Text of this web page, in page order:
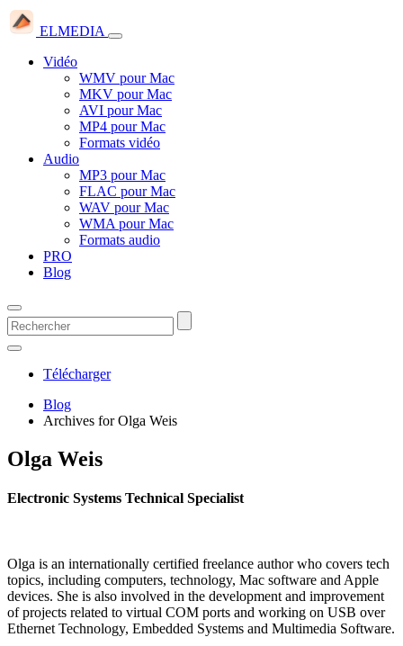
ELMEDIA
Vidéo
WMV pour Mac
MKV pour Mac
AVI pour Mac
MP4 pour Mac
Formats vidéo
Audio
MP3 pour Mac
FLAC pour Mac
WAV pour Mac
WMA pour Mac
Formats audio
PRO
Blog
Télécharger
Blog
Archives for Olga Weis
Olga Weis
Electronic Systems Technical Specialist
Olga is an internationally certified freelance author who covers tech
topics, including computers, technology, Mac software and Apple
devices. She is also involved in the development and improvement
of projects related to virtual COM ports and working on USB over
Ethernet Technology, Embedded Systems and Multimedia Software.